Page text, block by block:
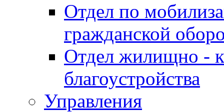
Отдел по
гражданской
Отдел жилищно -
благоустройства
Управления